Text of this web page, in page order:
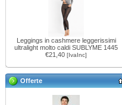
Leggings in cashmere leggerissimi
ultralight molto caldi SUBLYME 1445
€21,40 [IvaInc]
Offerte